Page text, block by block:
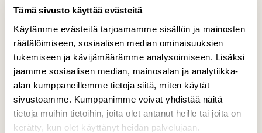
Tämä sivusto käyttää evästeitä
Käytämme evästeitä tarjoamamme sisällön ja mainosten
räätälöimiseen, sosiaalisen median ominaisuuksien
tukemiseen ja kävijämäärämme analysoimiseen. Lisäksi
jaamme sosiaalisen median, mainosalan ja analytiikka-
alan kumppaneillemme tietoja siitä, miten käytät
sivustoamme. Kumppanimme voivat yhdistää näitä
tietoja muihin tietoihin, joita olet antanut heille tai joita on
kerätty, kun olet käyttänyt heidän palvelujaan.
Puuroa keittämässä
Seitsenpistepirkko mennä vipelsi ruohikossa
sellaisella vauhdilla, että oli vaikea pysyä
perässä kameran kanssa.